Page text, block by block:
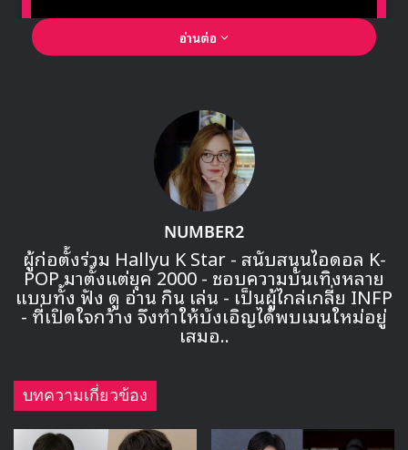
สำหรับ ซอเฮริน แล้ว เธอเกิดในปี 2002 เติบโตที่เมืองแมนเชส
เตอร์ในประเทศอังกฤษ ก่อนที่จะเดินทางมาเกาหลีและร่วมเป็น
เด็กฝึกหัดในสังกัดของ SM Entertainment ซึ่งเธอได้รับการ
เปิดตัวเป็นสมาชิกของทีมเด็กฝึกหัด SM Rookies และได้เป็น
สมาชิกของรายการ Mickey Mouse Club ร่วมกับเด็กฝึกหัด